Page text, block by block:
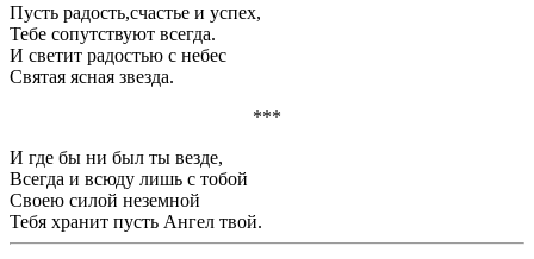
Пусть радость,счастье и успех,
Тебе сопутствуют всегда.
И светит радостью с небес
Святая ясная звезда.
***
И где бы ни был ты везде,
Всегда и всюду лишь с тобой
Своею силой неземной
Тебя хранит пусть Ангел твой.